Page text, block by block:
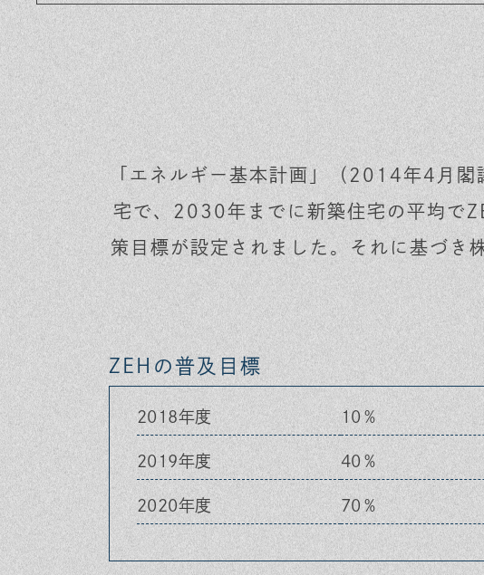
「エネルギー基本計画」（2014年4月閣
宅で、2030年までに新築住宅の平均で
策目標が設定されました。それに基づき
ZEHの普及目標
2018年度 10％
2019年度 40％
2020年度 70％